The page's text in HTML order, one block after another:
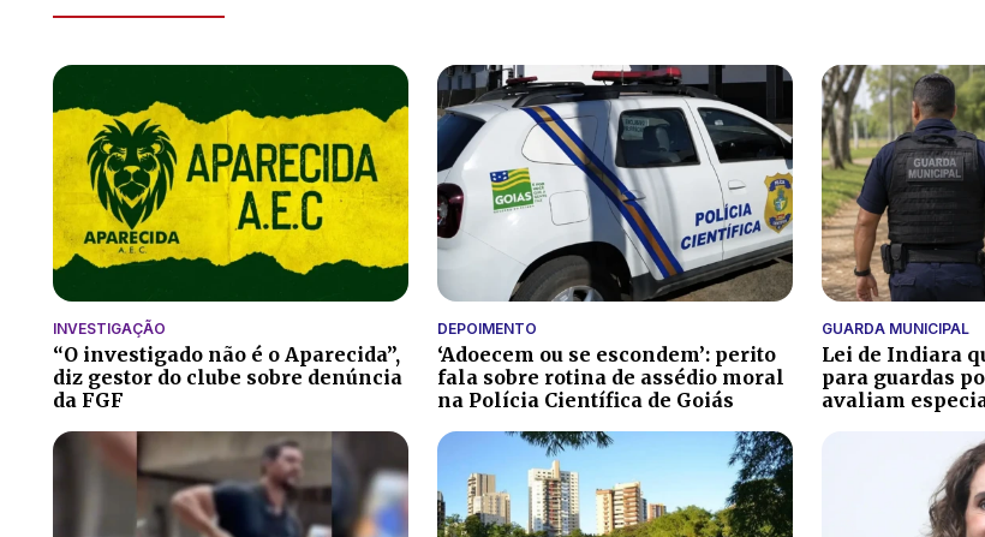
INVESTIGAÇÃO
“O investigado não é o Aparecida”,
diz gestor do clube sobre denúncia
da FGF
DEPOIMENTO
‘Adoecem ou se escondem’: perito
fala sobre rotina de assédio moral
na Polícia Científica de Goiás
GUARDA MUNICIPAL
Lei de Indiara
para guardas
avaliam